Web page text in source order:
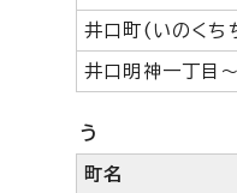
井口町(いのくち
井口明神一丁目
う
町名